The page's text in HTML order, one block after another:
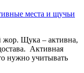
места и щучьи
жор. Щука – активна,
Активная
нужно учитывать